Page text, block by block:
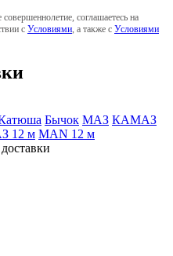
соглашаетесь на
с Условиями , а также с Условиями
Бычок МАЗ КАМАЗ
12 м MAN 12 м